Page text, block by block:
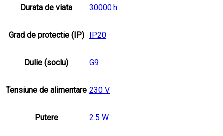
Durata de viata 30000 h
Grad de protectie (IP) IP20
Dulie (soclu) G9
Tensiune de alimentare 230 V
Putere 2.5 W